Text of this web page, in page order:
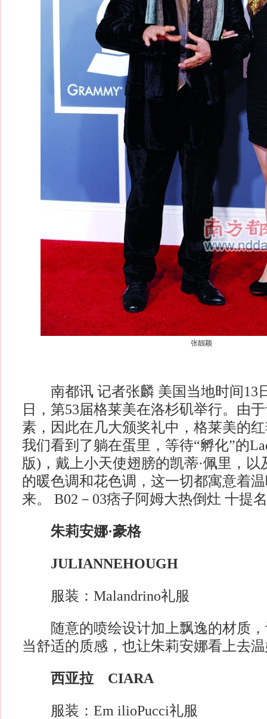
张靓颖
南都讯 记者张麟 美国当地时间13
日，第53届格莱美在洛杉矶举行。由
素，因此在几大颁奖礼中，格莱美的
我们看到了躺在蛋里，等待“孵化”的
版)，戴上小天使翅膀的凯蒂·佩里，以
的暖色调和花色调，这一切都寓意着
来。 B02－03痞子阿姆大热倒灶 十提
朱莉安娜·豪格
JULIANNEHOUGH
服装：Malandrino礼服
随意的喷绘设计加上飘逸的材质，
当舒适的质感，也让朱莉安娜看上去
西亚拉 CIARA
服装：Em ilioPucci礼服